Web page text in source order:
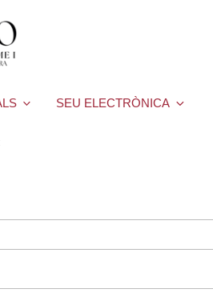
SEU ELECTRÒNICA